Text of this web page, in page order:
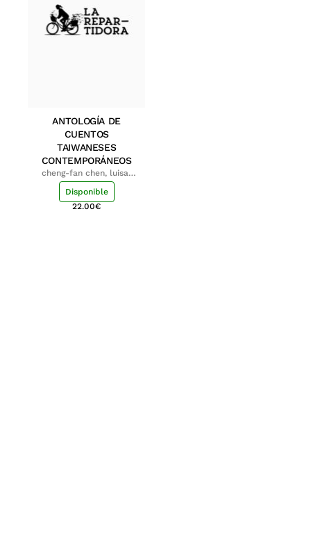
ANTOLOGÍA DE
CUENTOS
TAIWANESES
CONTEMPORÁNEOS
cheng-fan chen, luisa;
shu-ying chang, luisa
Disponible
22.00€